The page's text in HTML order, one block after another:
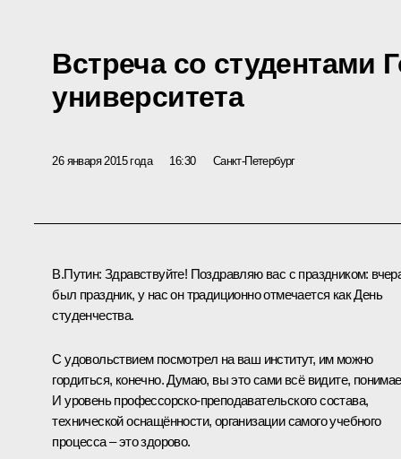
Встреча со студентами
университета
26 января 2015 года 16:30 Санкт-Петербург
В.Путин: Здравствуйте! Поздравляю вас с праздником:
был праздник, у нас он традиционно отмечается как День
студенчества.
С удовольствием посмотрел на ваш институт, им можно
гордиться, конечно. Думаю, вы это сами всё видите,
И уровень профессорско-преподавательского состава,
технической оснащённости, организации самого учебного
процесса – это здорово.